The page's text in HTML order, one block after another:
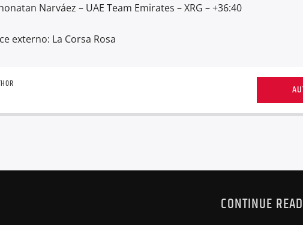
Narváez – UAE Team Emirates – XRG – +36:40
externo: La Corsa Rosa
CONTINUE